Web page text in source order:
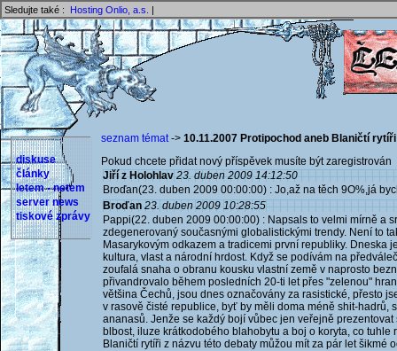
Sledujte také : Hosting Onlio, a.s. |
diskuse
články
letem - netem
server news
tiskové zprávy
seznam témat-> 10.11.2007 Protipochod aneb Blaničtí
Pokud chcete přidat nový příspěvek musíte být
Jiří z Holohlav 23. duben 2009 14:12:50
Broďan(23. duben 2009 00:00:00) : Jo,až na těch 9O%,já
Broďan 23. duben 2009 10:28:55
Pappi(22. duben 2009 00:00:00) : Napsals to velmi mírně a
zdegenerovaný současnými globalistickými trendy. Není to
Masarykovým odkazem a tradicemi první republiky. Dneska
kultura, vlast a národní hrdost. Když se podívám na
zoufalá snaha o obranu kousku vlastní země v naprosto
přivandrovalo během posledních 20-ti let přes "zelenou"
většina Čechů, jsou dnes označovány za rasistické, přesto
v rasově čisté republice, byť by měli doma méně shit-hadrů,
ananasů. Jenže se každý bojí vůbec jen veřejně
blbost, iluze krátkodobého blahobytu a boj o koryta, co
Blaničtí rytíři z názvu této debaty můžou mít za pár let šikmé